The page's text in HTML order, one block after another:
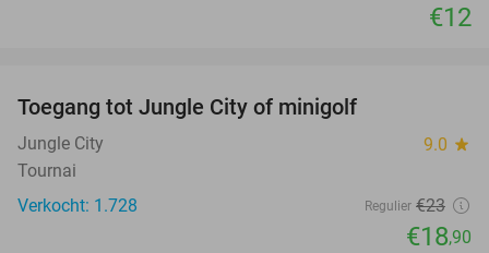
€12
Toegang tot Jungle City of minigolf
Jungle City 9.0 star
Tournai
Verkocht: 1.728
Regulier €23
€18,90